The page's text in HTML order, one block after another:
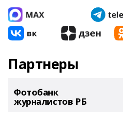
Партнеры
Фотобанк
журналистов РБ